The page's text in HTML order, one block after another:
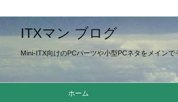
ITXマン ブログ
Mini-ITX向けのPCパーツや小型PCネタをメイン
ホーム